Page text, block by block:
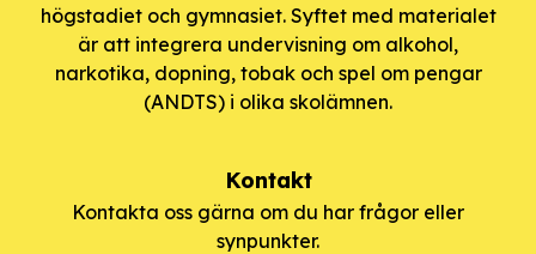
högstadiet och gymnasiet. Syftet med materialet
är att integrera undervisning om alkohol,
narkotika, dopning, tobak och spel om pengar
(ANDTS) i olika skolämnen.
Kontakt
Kontakta oss gärna om du har frågor eller
synpunkter.